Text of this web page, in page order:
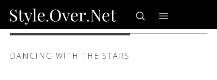
DANCING WITH THE STARS